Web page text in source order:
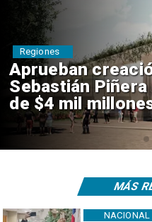
Claudio Bravo
sobre fichaje de
Deportes
NACIONAL
MÁS